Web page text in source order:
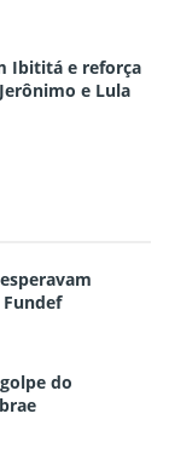
Ibititá e reforça
e Lula
do